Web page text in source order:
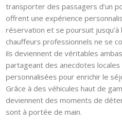
transporter des passagers d’un
offrent une expérience
réservation et se poursuit jusqu’à
chauffeurs professionnels ne se
ils deviennent de véritables
partageant des anecdotes
personnalisées pour enrichir le
Grâce à des véhicules haut de
deviennent des moments de
sont à portée de main.